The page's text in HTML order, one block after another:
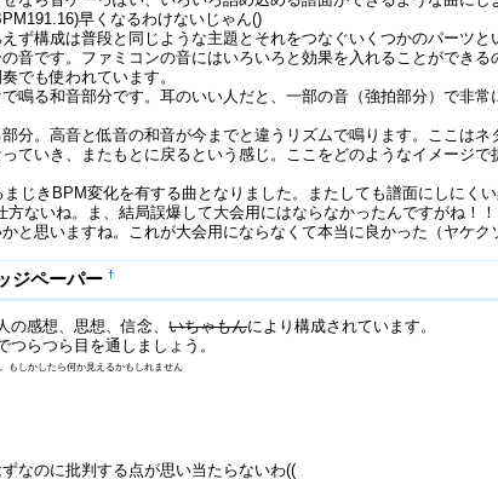
早くなるわけないじゃん()
ず構成は普段と同じような主題とそれをつなぐいくつかのパーツ
音です。ファミコンの音にはいろいろと効果を入れることができ
でも使われています。
鳴る和音部分です。耳のいい人だと、一部の音（強拍部分）で非
分。高音と低音の和音が今までと違うリズムで鳴ります。ここは
ていき、またもとに戻るという感じ。ここをどのようなイメージ
じきBPM変化を有する曲となりました。またしても譜面にしにく
方ないね。ま、結局誤爆して大会用にはならなかったんですが
と思いますね。これが大会用にならなくて本当に良かった（ヤケク
ジペーパー †
の感想、思想、信念、いちゃもんにより構成されています。
らつら目を通しましょう。
もしかしたら何か見えるかもしれません
なのに批判する点が思い当たらないわ((